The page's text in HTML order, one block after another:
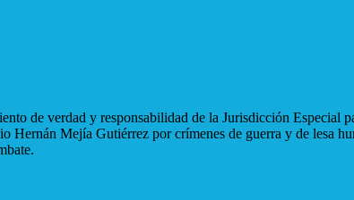
de verdad y responsabilidad de la Jurisdicción
Hernán Mejía Gutiérrez por crímenes de guerra y de lesa